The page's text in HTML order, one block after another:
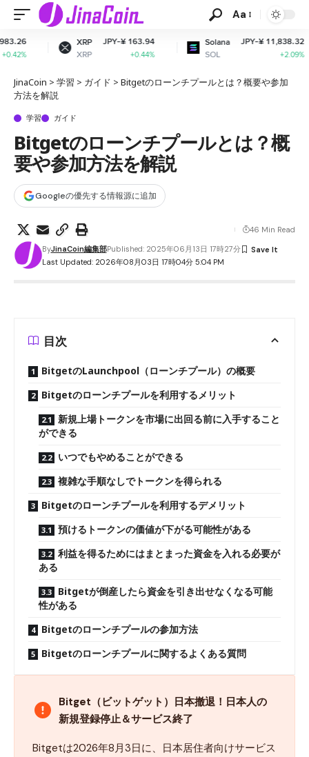
Aa
XRP
XRP
JPY-¥ 163.94
+0.44%
Solana
SOL
JPY-¥ 11,838.32
JinaCoin > 学習 > ガイド > Bitgetのローンチプールとは？概要や参加
方法を解説
学習 ガイド
Bitgetのローンチプールとは？概
要や参加方法を解説
Googleの優先する情報源に追加
Last Updated: 2026年08月03日 17時04分 5:04 PM
ByJinaCoin編集部Published: 2025年06月13日 17時27分
46 Min Read
目次
BitgetのLaunchpool（ローンチプール）の概要
Bitgetのローンチプールを利用するメリット
新規上場トークンを市場に出回る前に入手すること
ができる
いつでもやめることができる
複雑な手順なしでトークンを得られる
Bitgetのローンチプールを利用するデメリット
預けるトークンの価値が下がる可能性がある
利益を得るためにはまとまった資金を入れる必要が
ある
Bitgetが倒産したら資金を引き出せなくなる可能
性がある
Bitgetのローンチプールの参加方法
Bitgetのローンチプールに関するよくある質問
Bitget（ビットゲット）日本撤退！日本人の
新規登録停止＆サービス終了
Bitgetは2026年8月3日に、日本居住者向けサービス